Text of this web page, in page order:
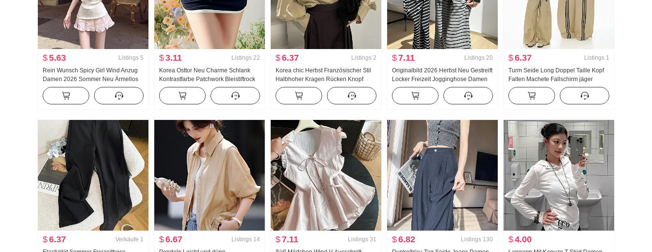
$5.63 Listings 5
Rein Wunsch Spicy Girl Wind Anzug
Damen 2026 Sommer Neu Ärmellos
Strick Weste Top Plissee Halber Rock
Zweiteiliges Set
$3.11 Listings 22
Korea Osttor Neu Charme Schlank
Kontrastfarbe Patchwork Bleistiftrock
Minirock Anti-Exposition Zeigen Figur
Vielseitig kombinierbar Hakama
Damen
$6.37 Listings 2
Korea chic Herbst Französischer Stil
Halbhoher Kragen Rücken Knopf
Design Gefühl Nischenprodukt Mode
Ballonärmel Hemd Top Damen
$7.11 Listings 20
Originalbild 2026 Herbst Neu Gestreift
Locker Freizeit Jogginghose Damen
Elastischer Bund Furz Vorhang
Vielseitig kombinierbar Komfort Lange
Hose
$6.37 Listings 1
Turm Seide Long Doppel Taille Kopf
Falten Machete Fallschirm jäger
Hosen Koreanischer Stil Modisch
Locker Gerade geschnitten Weite
Hose Pumpen Seil Jogginghose
$6.37 Verkäufe 1
$6.67 Listings 14
$7.11 Listings 31
$6.82 Listings 130
$4.00